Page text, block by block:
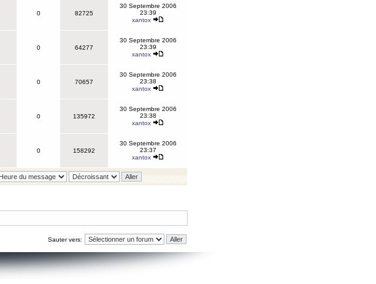
0 82725
30 Septembre 2006
23:39
xantox
0 64277
30 Septembre 2006
23:39
xantox
0 70657
30 Septembre 2006
23:38
xantox
0 135972
30 Septembre 2006
23:38
xantox
0 158292
30 Septembre 2006
23:37
xantox
Sauter vers: